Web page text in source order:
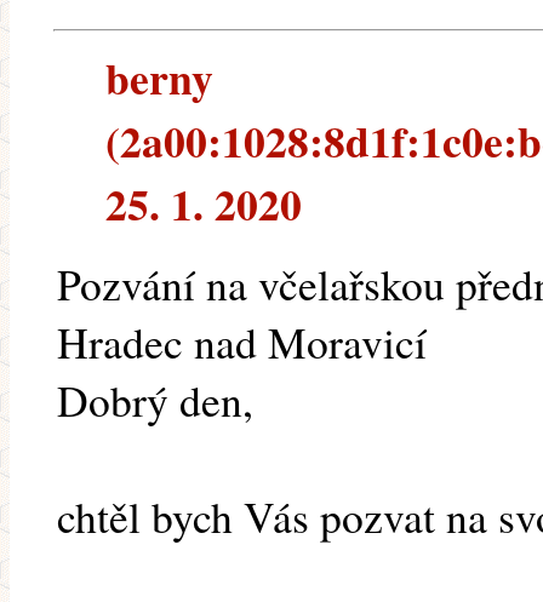
berny
25. 1. 2020
Pozvání na včelařskou
Hradec nad Moravicí
Dobrý den,
chtěl bych Vás pozvat na